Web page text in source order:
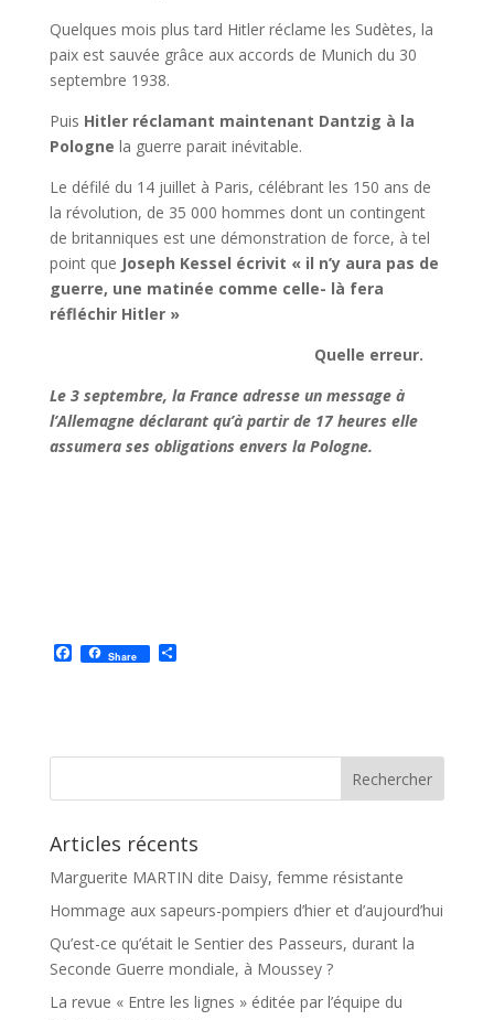
Quelques mois plus tard Hitler réclame les Sudètes, la
paix est sauvée grâce aux accords de Munich du 30
septembre 1938.
Puis Hitler réclamant maintenant Dantzig à la
Pologne la guerre parait inévitable.
Le défilé du 14 juillet à Paris, célébrant les 150 ans de
la révolution, de 35 000 hommes dont un contingent
de britanniques est une démonstration de force, à tel
point que Joseph Kessel écrivit « il n’y aura pas de
guerre, une matinée comme celle- là fera
réfléchir Hitler »
Quelle erreur.
Le 3 septembre, la France adresse un message à
l’Allemagne déclarant qu’à partir de 17 heures elle
assumera ses obligations envers la Pologne.
F
a
o
Share P
e
Articles récents
Marguerite MARTIN dite Daisy, femme résistante
Hommage aux sapeurs-pompiers d’hier et d’aujourd’hui
Qu’est-ce qu’était le Sentier des Passeurs, durant la
Seconde Guerre mondiale, à Moussey ?
La revue « Entre les lignes » éditée par l’équipe du